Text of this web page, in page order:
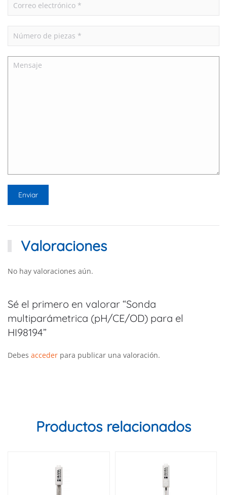
Valoraciones
No hay valoraciones aún.
Sé el primero en valorar “Sonda
multiparámetrica (pH/CE/OD) para el
HI98194”
Debes acceder para publicar una valoración.
Productos relacionados